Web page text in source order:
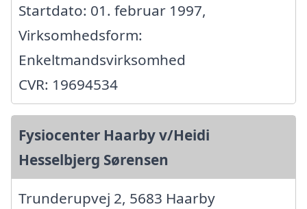
Startdato: 01. februar 1997,
Virksomhedsform:
Enkeltmandsvirksomhed
CVR: 19694534
Fysiocenter Haarby v/Heidi
Hesselbjerg Sørensen
Trunderupvej 2, 5683 Haarby